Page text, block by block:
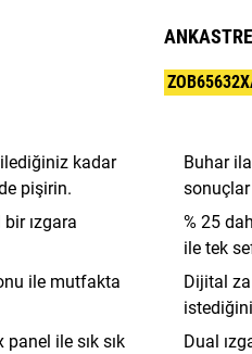
kadar
pişirin.
ızgara
ile mutfakta
ile sık sık
Buhar
sonuçlar
% 25
ile tek
Dijital
Dual